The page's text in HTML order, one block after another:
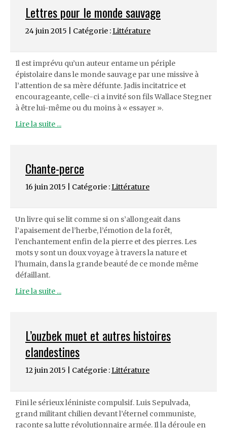
Lettres pour le monde sauvage
24 juin 2015 | Catégorie :Littérature
Il est imprévu qu’un auteur entame un périple
épistolaire dans le monde sauvage par une missive à
l’attention de sa mère défunte. Jadis incitatrice et
encourageante, celle-ci a invité son fils Wallace Stegner
à être lui-même ou du moins à « essayer ».
Lire la suite ...
Chante-perce
16 juin 2015 | Catégorie :Littérature
Un livre qui se lit comme si on s’allongeait dans
l’apaisement de l’herbe, l’émotion de la forêt,
l’enchantement enfin de la pierre et des pierres. Les
mots y sont un doux voyage à travers la nature et
l’humain, dans la grande beauté de ce monde même
défaillant.
Lire la suite ...
L’ouzbek muet et autres histoires
clandestines
12 juin 2015 | Catégorie :Littérature
Fini le sérieux léniniste compulsif. Luis Sepulvada,
grand militant chilien devant l’éternel communiste,
raconte sa lutte révolutionnaire armée. Il la déroule en